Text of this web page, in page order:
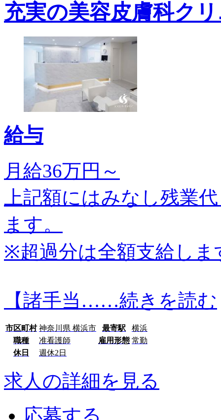
充実の美容皮膚科ク
給与
月給36万円～
上記額にはみなし残業
ます。
※超過分は全額支給しま
【諸手当……続きを読む
市区町村 神奈川県 横浜市 最寄駅
横浜
職種
准看護師 雇用形態 常勤
休日
週休2日
求人の詳細を見る
応募する